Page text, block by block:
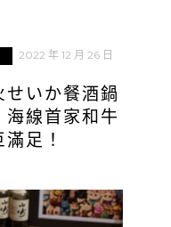
2022 年 12 月 26 日
せいか餐酒鍋
線首家和牛
足！